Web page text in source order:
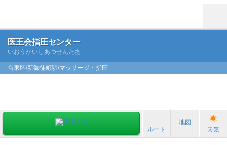
医王会指圧センター
いおうかいしあつせんたあ
台東区/新御徒町駅/マッサージ・指圧
ルート
地図
天気